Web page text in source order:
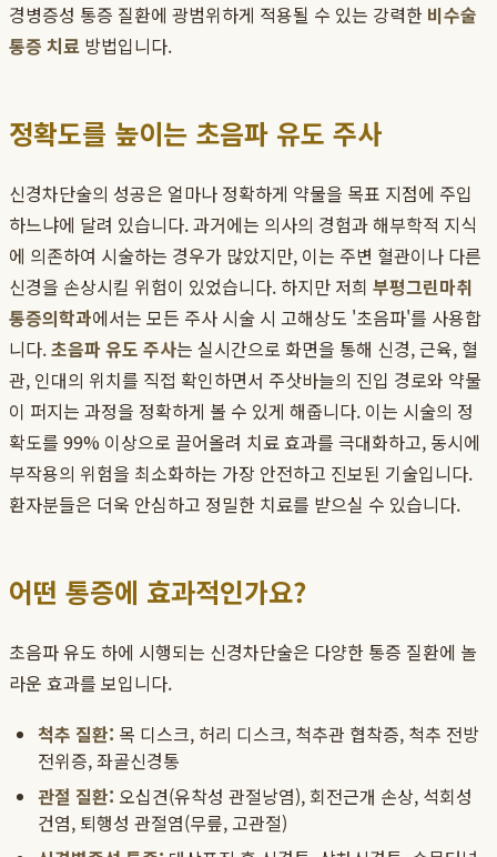
경병증성 통증 질환에 광범위하게 적용될 수 있는 강력한 비수술
통증 치료 방법입니다.
정확도를 높이는 초음파 유도 주사
신경차단술의 성공은 얼마나 정확하게 약물을 목표 지점에 주입
하느냐에 달려 있습니다. 과거에는 의사의 경험과 해부학적 지식
에 의존하여 시술하는 경우가 많았지만, 이는 주변 혈관이나 다른
신경을 손상시킬 위험이 있었습니다. 하지만 저희 부평그린마취
통증의학과에서는 모든 주사 시술 시 고해상도 '초음파'를 사용합
니다.초음파 유도 주사는 실시간으로 화면을 통해 신경, 근육, 혈
관, 인대의 위치를 직접 확인하면서 주삿바늘의 진입 경로와 약물
이 퍼지는 과정을 정확하게 볼 수 있게 해줍니다. 이는 시술의 정
확도를 99% 이상으로 끌어올려 치료 효과를 극대화하고, 동시에
부작용의 위험을 최소화하는 가장 안전하고 진보된 기술입니다.
환자분들은 더욱 안심하고 정밀한 치료를 받으실 수 있습니다.
어떤 통증에 효과적인가요?
초음파 유도 하에 시행되는 신경차단술은 다양한 통증 질환에 놀
라운 효과를 보입니다.
척추 질환: 목 디스크, 허리 디스크, 척추관 협착증, 척추 전방
전위증, 좌골신경통
관절 질환: 오십견(유착성 관절낭염), 회전근개 손상, 석회성
건염, 퇴행성 관절염(무릎, 고관절)